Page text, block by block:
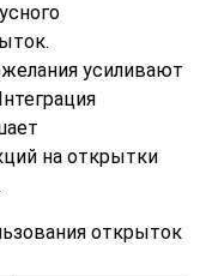
усиливают
на открытки
открыток